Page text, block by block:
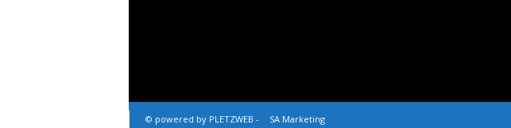
© powered by PLETZWEB - SA Marketing